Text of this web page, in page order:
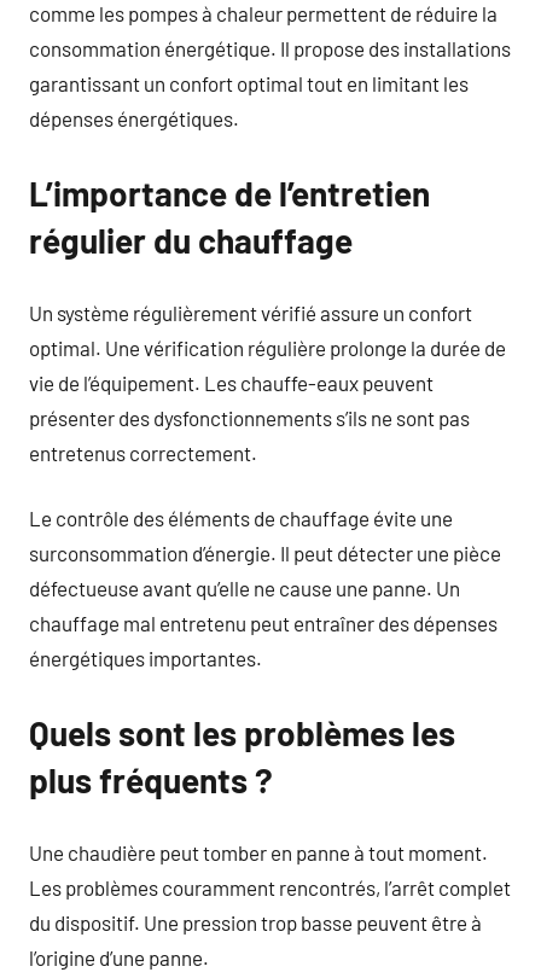
comme les pompes à chaleur permettent de réduire la
consommation énergétique. Il propose des installations
garantissant un confort optimal tout en limitant les
dépenses énergétiques.
L’importance de l’entretien
régulier du chauffage
Un système régulièrement vérifié assure un confort
optimal. Une vérification régulière prolonge la durée de
vie de l’équipement. Les chauffe-eaux peuvent
présenter des dysfonctionnements s’ils ne sont pas
entretenus correctement.
Le contrôle des éléments de chauffage évite une
surconsommation d’énergie. Il peut détecter une pièce
défectueuse avant qu’elle ne cause une panne. Un
chauffage mal entretenu peut entraîner des dépenses
énergétiques importantes.
Quels sont les problèmes les
plus fréquents ?
Une chaudière peut tomber en panne à tout moment.
Les problèmes couramment rencontrés, l’arrêt complet
du dispositif. Une pression trop basse peuvent être à
l’origine d’une panne.